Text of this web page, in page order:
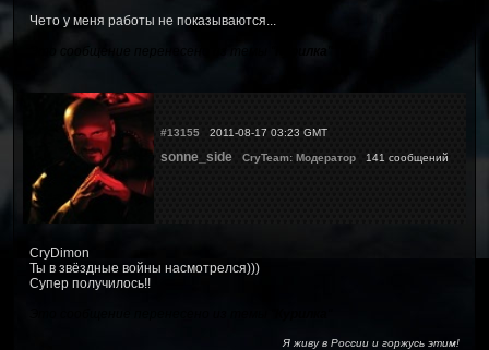
Чето у меня работы не показываются...
#13155 2011-08-17 03:23 GMT
sonne_side CryTeam: Модератор 141 сообщений
CryDimon
Ты в звёздные войны насмотрелся)))
Супер получилось!!
Я живу в России и горжусь этим!